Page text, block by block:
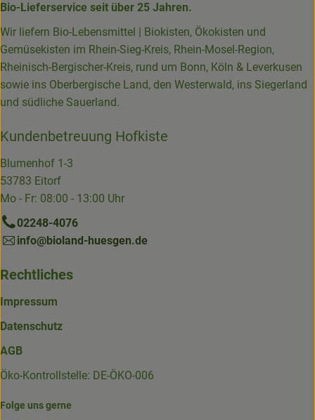
Bio-Lieferservice seit über 25 Jahren.
Wir liefern Bio-Lebensmittel | Biokisten, Ökokisten und
Gemüsekisten im Rhein-Sieg-Kreis, Rhein-Mosel-Region,
Rheinisch-Bergischer-Kreis, rund um Bonn, Köln & Leverkusen
sowie ins Oberbergische Land, den Westerwald, ins Siegerland
und südliche Sauerland.
Kundenbetreuung Hofkiste
Blumenhof 1-3
53783 Eitorf
Mo - Fr: 08:00 - 13:00 Uhr
02248-4076
info@bioland-huesgen.de
Rechtliches
Impressum
Datenschutz
AGB
Öko-Kontrollstelle: DE-ÖKO-006
Folge uns gerne